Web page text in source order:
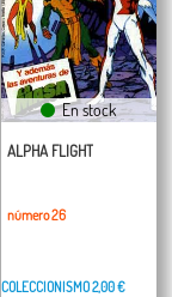
En stock
ALPHA FLIGHT
número 26
COLECCIONISMO2,00 €